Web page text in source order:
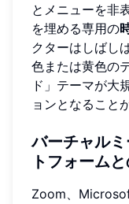
とメニューを非
を埋める専用の
クターはしばし
色または黄色の
ド」テーマが大
ョンとなること
バーチャル
トフォーム
Zoom、